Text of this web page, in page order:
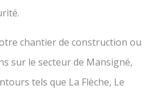
chantier de construction ou
sur le secteur de Mansigné,
tels que La Flèche, Le